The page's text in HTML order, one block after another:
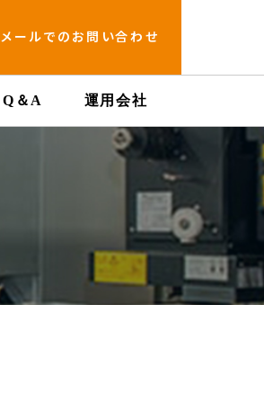
メールでのお問い合わせ
Q＆A 運用会社